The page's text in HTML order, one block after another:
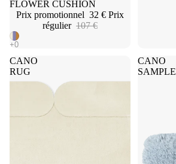
Promotion
FLOWER CUSHION
Prix promotionnel 32 € Prix
régulier 107 €
CANO
RUG
CANO
SAMPLE